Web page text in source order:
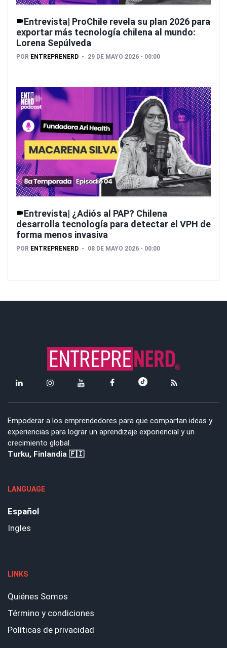
Entrevista| ProChile revela su plan 2026 para
exportar más tecnología chilena al mundo:
Lorena Sepúlveda
POR ENTREPRENERD 29 DE MAYO 2026 - 00:00
Entrevista| ¿Adiós al PAP? Chilena
desarrolla tecnología para detectar el VPH de
forma menos invasiva
POR ENTREPRENERD 08 DE MAYO 2026 - 00:00
Empoderar a los emprendedores para que compartan ideas y
experiencias para lograr un aprendizaje exponencial y un
crecimiento global.
Turku, Finlandia 🇫🇮
LANGUAGE
Español
Ingles
LINKS
Quiénes Somos
Término y condiciones
Políticas de privacidad